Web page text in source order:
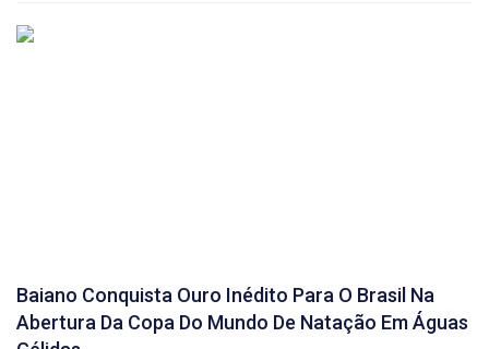
Baiano Conquista Ouro Inédito Para O Brasil Na
Abertura Da Copa Do Mundo De Natação Em Águas